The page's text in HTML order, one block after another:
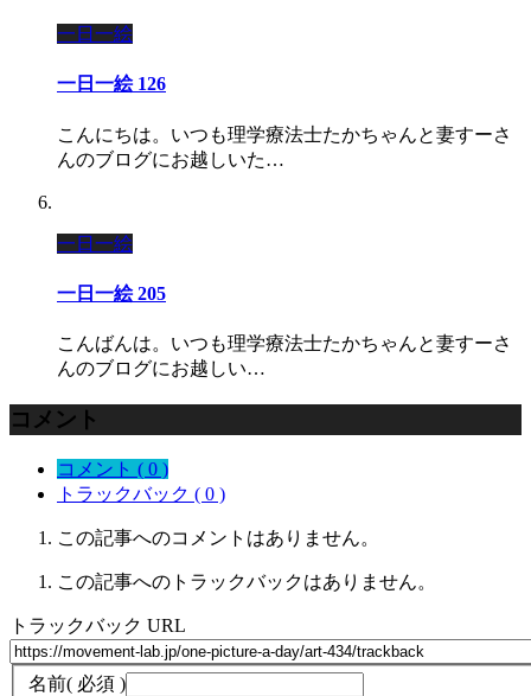
一日一絵
一日一絵 126
こんにちは。いつも理学療法士たかちゃんと妻すーさ
んのブログにお越しいた…
一日一絵
一日一絵 205
こんばんは。いつも理学療法士たかちゃんと妻すーさ
んのブログにお越しい…
コメント
コメント ( 0 )
トラックバック ( 0 )
この記事へのコメントはありません。
この記事へのトラックバックはありません。
トラックバック URL
名前( 必須 )